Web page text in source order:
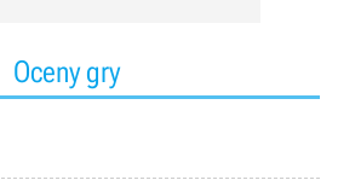
Oceny gry